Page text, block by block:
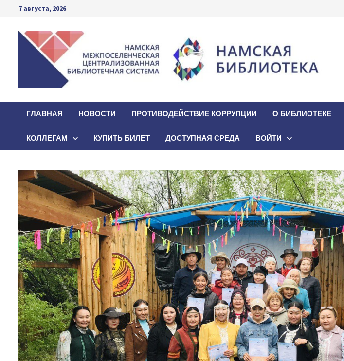
Перейти
содержимому
7 августа, 2026
ГЛАВНАЯ НОВОСТИ ПРОТИВОДЕЙСТВИЕ КОРРУПЦИИ О БИБЛИОТЕКЕ
КОЛЛЕГАМ КУПИТЬ БИЛЕТ ДОСТУПНАЯ СРЕДА ВОЙТИ